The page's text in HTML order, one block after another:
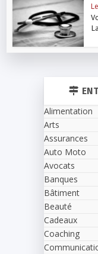
Alimentation
Arts
Assurances
Auto Moto
Avocats
Banques
Bâtiment
Beauté
Cadeaux
Coaching